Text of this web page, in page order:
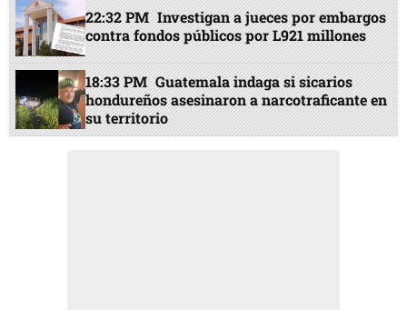
22:32 PM Investigan a jueces por embargos
contra fondos públicos por L921 millones
18:33 PM Guatemala indaga si sicarios
hondureños asesinaron a narcotraficante en
su territorio